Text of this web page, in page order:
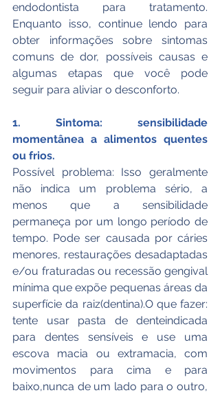
endodontista para tratamento.
Enquanto isso, continue lendo para
obter informações sobre sintomas
comuns de dor, possíveis causas e
algumas etapas que você pode
seguir para aliviar o desconforto.
1. Sintoma: sensibilidade
momentânea a alimentos quentes
ou frios.
Possível problema: Isso geralmente
não indica um problema sério, a
menos que a sensibilidade
permaneça por um longo período de
tempo. Pode ser causada por cáries
menores, restaurações desadaptadas
e/ou fraturadas ou recessão gengival
mínima que expõe pequenas áreas da
superfície da raiz(dentina).O que fazer:
tente usar pasta de denteindicada
para dentes sensíveis e use uma
escova macia ou extramacia, com
movimentos para cima e para
baixo,nunca de um lado para o outro,